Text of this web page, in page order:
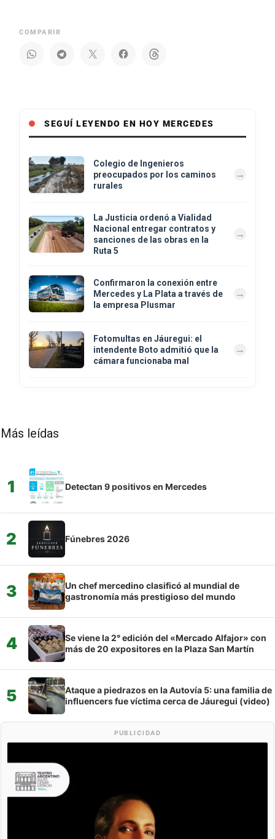
COMPARIR
SEGUÍ LEYENDO EN HOY MERCEDES
Colegio de Ingenieros
preocupados por los caminos
rurales
La Justicia ordenó a Vialidad
Nacional entregar contratos y
sanciones de las obras en la
Ruta 5
Confirmaron la conexión entre
Mercedes y La Plata a través de
la empresa Plusmar
Fotomultas en Jáuregui: el
intendente Boto admitió que la
cámara funcionaba mal
Más leídas
1 Detectan 9 positivos en Mercedes
2 Fúnebres 2026
3
Un chef mercedino clasificó al mundial de
gastronomía más prestigioso del mundo
4
Se viene la 2° edición del «Mercado Alfajor» con
más de 20 expositores en la Plaza San Martín
5
Ataque a piedrazos en la Autovía 5: una familia de
influencers fue víctima cerca de Jáuregui (video)
PUBLICIDAD